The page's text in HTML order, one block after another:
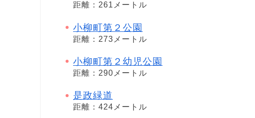
距離：261メートル
小柳町第２公園
距離：273メートル
小柳町第２幼児公園
距離：290メートル
是政緑道
距離：424メートル